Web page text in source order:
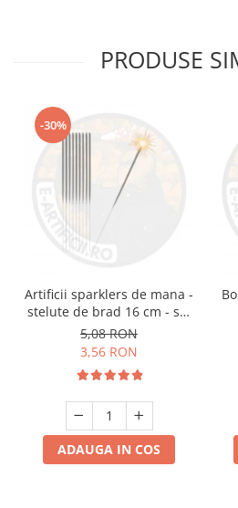
PRODUSE
-30%
Artificii sparklers de mana -
stelute de brad 16 cm - set
10 buc
5,08 RON
3,56 RON
ADAUGA IN COS